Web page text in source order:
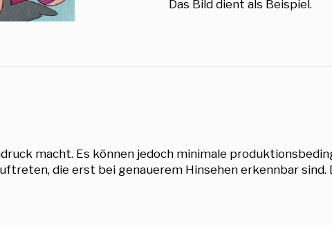
Das Bild dient als Beispiel.
macht. Es können jedoch minimale
die erst bei genauerem Hinsehen erkennbar sind.